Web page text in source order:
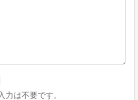
は不要です。